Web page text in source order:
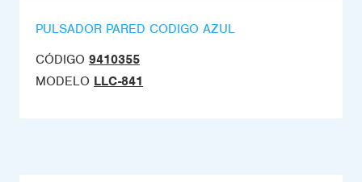
PULSADOR PARED CODIGO AZUL
CÓDIGO 9410355
MODELO LLC-841